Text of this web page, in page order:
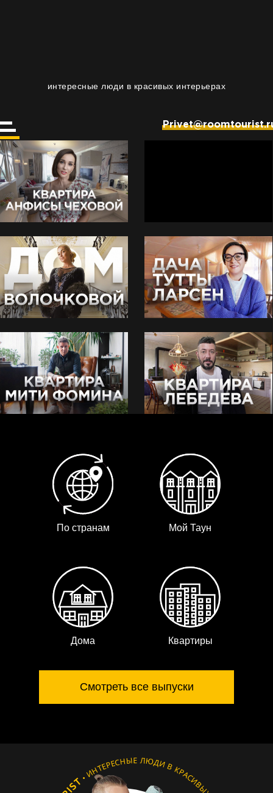
интересные люди в красивых интерьерах
По странам Мой Таун
Дома Квартиры
Смотреть все выпуски